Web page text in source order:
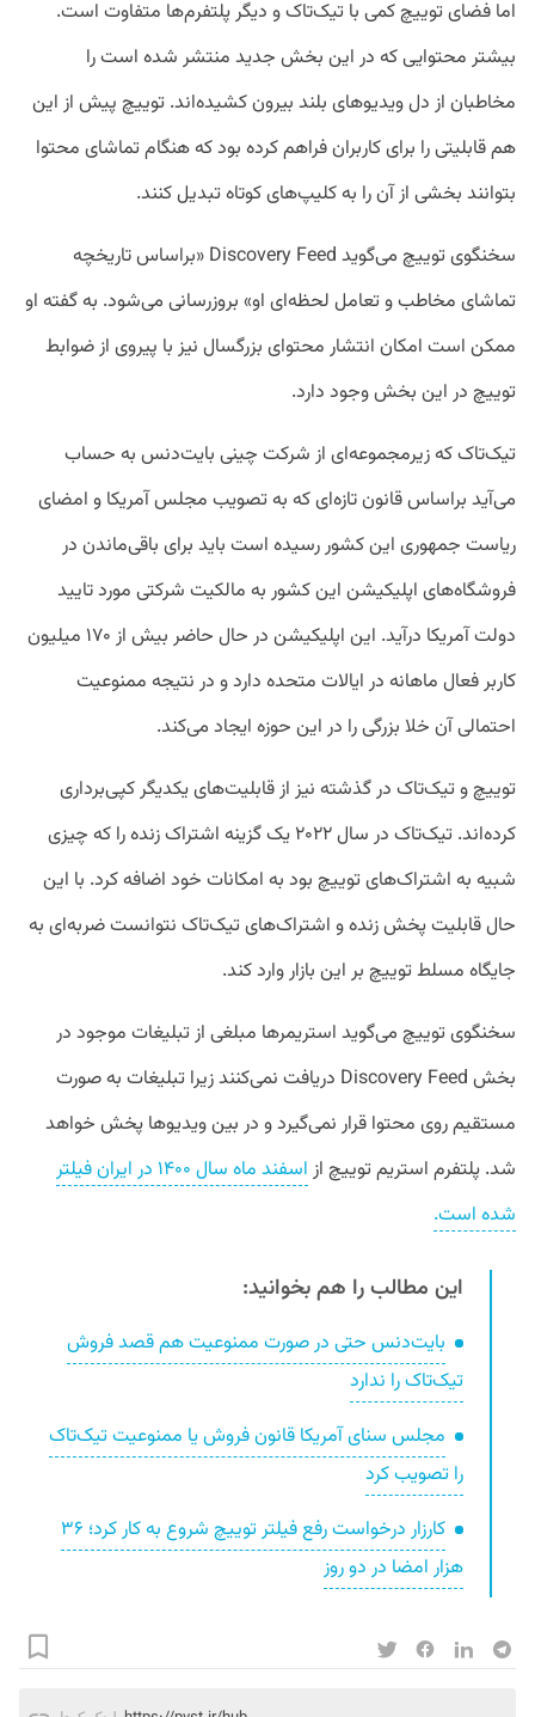
اما فضای توییچ کمی با تیک‌تاک و دیگر پلتفرم‌ها متفاوت است.
بیشتر محتوایی که در این بخش جدید منتشر شده است را
مخاطبان از دل ویدیو‌های بلند بیرون کشیده‌اند. توییچ پیش از این
هم قابلیتی را برای کاربران فراهم کرده بود که هنگام تماشای محتوا
بتوانند بخشی از آن را به کلیپ‌های کوتاه تبدیل کنند.
سخنگوی توییچ می‌گوید Discovery Feed «براساس تاریخچه
تماشای مخاطب و تعامل لحظه‌ای او» بروزرسانی می‌شود. به گفته او
ممکن است امکان انتشار محتوای بزرگسال نیز با پیروی از ضوابط
توییچ در این بخش وجود دارد.
تیک‌تاک که زیرمجموعه‌ای از شرکت چینی بایت‌دنس به حساب
می‌آید براساس قانون تازه‌ای که به تصویب مجلس آمریکا و امضای
ریاست جمهوری این کشور رسیده است باید برای باقی‌ماندن در
فروشگاه‌های اپلیکیشن این کشور به مالکیت شرکتی مورد تایید
دولت آمریکا درآید. این اپلیکیشن در حال حاضر بیش از ۱۷۰ میلیون
کاربر فعال ماهانه در ایالات متحده دارد و در نتیجه ممنوعیت
احتمالی آن خلا بزرگی را در این حوزه ایجاد می‌کند.
توییچ و تیک‌تاک در گذشته نیز از قابلیت‌های یکدیگر کپی‌برداری
کرده‌اند. تیک‌تاک در سال ۲۰۲۲ یک گزینه اشتراک زنده را که چیزی
شبیه به اشتراک‌‌های توییچ بود به امکانات خود اضافه کرد. با این
حال قابلیت پخش زنده و اشتراک‌های تیک‌تاک نتوانست ضربه‌ای به
جایگاه مسلط توییچ بر این بازار وارد کند.
سخنگوی توییچ می‌گوید استریمرها مبلغی از تبلیغات موجود در
بخش Discovery Feed دریافت نمی‌کنند زیرا تبلیغات به صورت
مستقیم روی محتوا قرار نمی‌گیرد و در بین ویدیو‌ها پخش خواهد
شد. پلتفرم استریم توییچ از
اسفند ماه سال ۱۴۰۰ در ایران فیلتر
شده است.
این مطالب را هم بخوانید:
بایت‌دنس حتی در صورت ممنوعیت هم قصد فروش
تیک‌تاک را ندارد
مجلس سنای آمریکا قانون فروش یا ممنوعیت تیک‌تاک
را تصویب کرد
کارزار درخواست رفع فیلتر توییچ شروع به کار کرد؛ ۳۶
هزار امضا در دو روز